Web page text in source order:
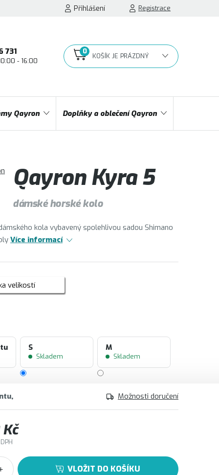
Přihlášení Registrace
731
- 16:00
NÁKUPNÍ
Qayron Doplňky a oblečení Qayron
Qayron Kyra 5
dámské horské kolo
kola vybavený spolehlivou sadou Shimano
Více informací
velikostí
S
Skladem
M
Skladem
Možnosti doručení
VLOŽIT DO KOŠÍKU